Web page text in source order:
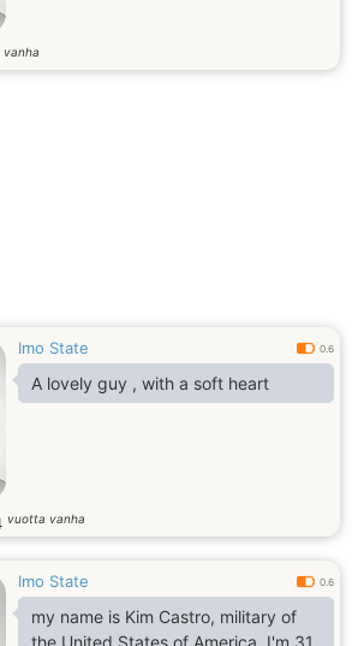
Imo State 0.6
A lovely guy , with a soft heart
vuotta vanha
Imo State 0.6
my name is Kim Castro, military of
the United States of America, I'm 31